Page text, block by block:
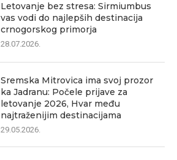
Letovanje bez stresa: Sirmiumbus
vas vodi do najlepših destinacija
crnogorskog primorja
28.07.2026.
Sremska Mitrovica ima svoj prozor
ka Jadranu: Počele prijave za
letovanje 2026, Hvar među
najtraženijim destinacijama
29.05.2026.